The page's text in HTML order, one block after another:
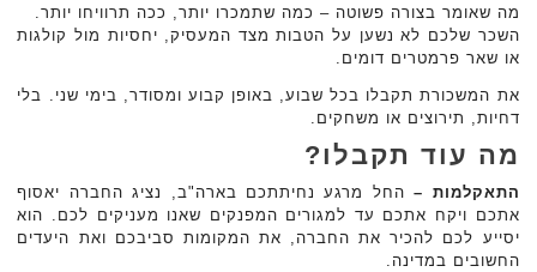
מה שאומר בצורה פשוטה – כמה שתמכרו יותר, ככה תרוויחו יותר.
השכר שלכם לא נשען על הטבות מצד המעסיק, יחסיות מול קולגות
או שאר פרמטרים דומים.
את המשכורת תקבלו בכל שבוע, באופן קבוע ומסודר, בימי שני. בלי
דחיות, תירוצים או משחקים.
מה עוד תקבלו?
התאקלמות –החל מרגע נחיתתכם בארה"ב, נציג החברה יאסוף
אתכם ויקח אתכם עד למגורים המפנקים שאנו מעניקים לכם. הוא
יסייע לכם להכיר את החברה, את המקומות סביבכם ואת היעדים
החשובים במדינה.